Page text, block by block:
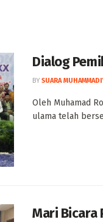
Dialog
BY SUARA
Oleh Muhamad
ulama telah
Mari Bicara